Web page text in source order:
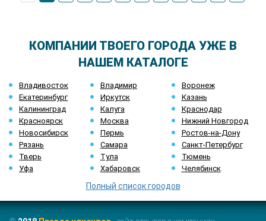
КОМПАНИИ ТВОЕГО ГОРОДА УЖЕ В
НАШЕМ КАТАЛОГЕ
Владивосток Владимир
Воронеж
Екатеринбург
Иркутск
Казань
Калининград
Калуга
Краснодар
Красноярск
Москва
Нижний Новгород
Новосибирск
Пермь
Ростов-на-Дону
Рязань
Самара
Санкт-Петербург
Тверь
Тула
Тюмень
Уфа
Хабаровск Челябинск
Полный список городов